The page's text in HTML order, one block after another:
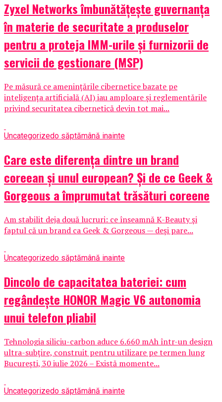
Zyxel Networks îmbunătățește guvernanța
în materie de securitate a produselor
pentru a proteja IMM-urile și furnizorii de
servicii de gestionare (MSP)
Pe măsură ce amenințările cibernetice bazate pe
inteligența artificială (AI) iau amploare și reglementările
privind securitatea cibernetică devin tot mai...
Uncategorizedo săptămână inainte
Care este diferența dintre un brand
coreean și unul european? Și de ce Geek &
Gorgeous a împrumutat trăsături coreene
Am stabilit deja două lucruri: ce înseamnă K-Beauty și
faptul că un brand ca Geek & Gorgeous — deși pare...
Uncategorizedo săptămână inainte
Dincolo de capacitatea bateriei: cum
regândește HONOR Magic V6 autonomia
unui telefon pliabil
Tehnologia siliciu-carbon aduce 6.660 mAh într-un design
ultra-subțire, construit pentru utilizare pe termen lung
București, 30 iulie 2026 – Există momente...
Uncategorizedo săptămână inainte